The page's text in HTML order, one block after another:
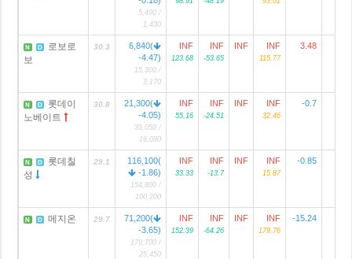
5,490 /
1,430
N D
로보로
보
30.3
6,840(
-4.47)
15,300 /
3,170
INF
123.68
INF
-53.65
INF INF
115.77
3.48
N D
롯데이
노베이트
30.8
21,300(
-4.05)
33,050 /
16,080
INF
55.16
INF
-24.51
INF INF
32.46
-0.7
N D
롯데칠
성
29.1
116,100(
-1.86)
154,800 /
100,200
INF
33.33
INF
-13.7
INF INF
15.87
-0.85
N D 메지온 29.7
71,200(
-3.65)
179,700 /
25,450
INF
152.39
INF
-64.26
INF INF
179.76
-15.24